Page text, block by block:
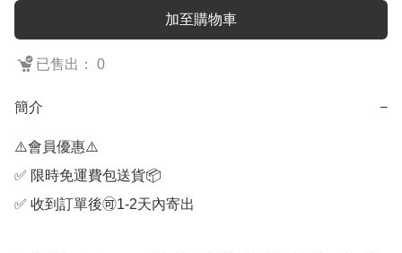
加至購物車
已售出： 0
簡介 −
⚠️會員優惠⚠️
✅ 限時免運費包送貨📦
✅ 收到訂單後🉑1-2天內寄出